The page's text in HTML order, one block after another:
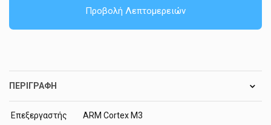
Προβολή Λεπτομερειών
ΠΕΡΙΓΡΑΦΉ
Επεξεργαστής
ARM Cortex M3